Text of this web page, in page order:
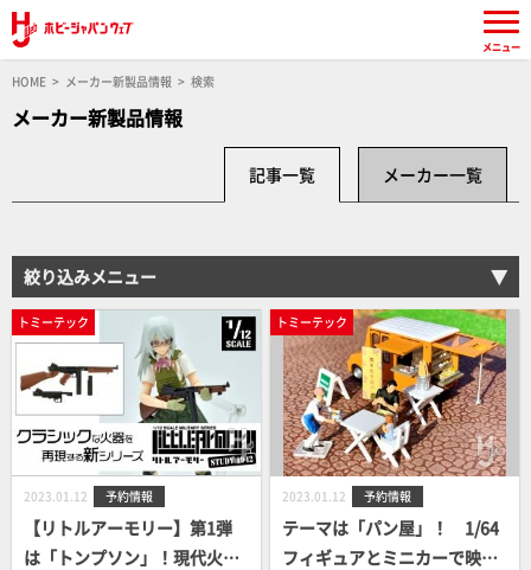
HOME メーカー新製品情報 検索
メーカー新製品情報
記事一覧 メーカー一覧
絞り込みメニュー
トミーテック
2023.01.12 予約情報
【リトルアーモリー】第1弾
は「トンプソン」！現代火器
トミーテック
2023.01.12 予約情報
テーマは「パン屋」！ 1/64
フィギュアとミニカーで映え
メニュー